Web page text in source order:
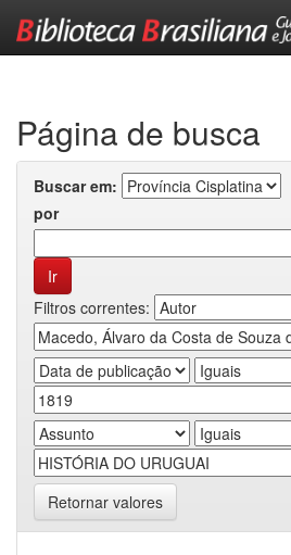
Página de busca
Buscar em:
por
Filtros correntes:
Retornar valores